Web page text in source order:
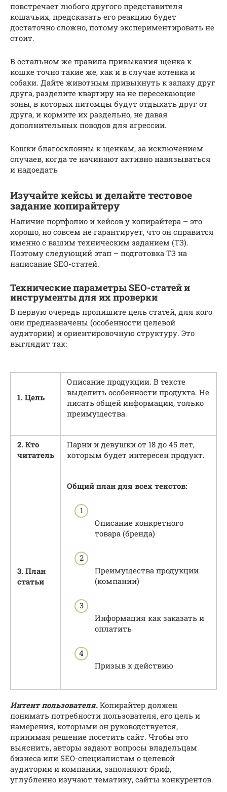
повстречает любого другого представителя
кошачьих, предсказать его реакцию будет
достаточно сложно, потому экспериментировать не
стоит.
В остальном же правила привыкания щенка к
кошке точно такие же, как и в случае котенка и
собаки. Дайте животным привыкнуть к запаху друг
друга, разделите квартиру на не пересекающие
зоны, в которых питомцы будут отдыхать друг от
друга, и кормите их раздельно, не давая
дополнительных поводов для агрессии.
Кошки благосклонны к щенкам, за исключением
случаев, когда те начинают активно навязываться
и надоедать
Изучайте кейсы и делайте тестовое
задание копирайтеру
Наличие портфолио и кейсов у копирайтера – это
хорошо, но совсем не гарантирует, что он справится
именно с вашим техническим заданием (ТЗ).
Поэтому следующий этап – подготовка ТЗ на
написание SEO-статей.
Технические параметры SEO-статей и
инструменты для их проверки
В первую очередь пропишите цель статей, для кого
они предназначены (особенности целевой
аудитории) и ориентировочную структуру. Это
выглядит так:
1. Цель
Описание продукции. В тексте
выделить особенности продукта. Не
писать общей информации, только
преимущества.
2. Кто
читатель
Парни и девушки от 18 до 45 лет,
которым будет интересен продукт.
3. План
статьи
Общий план для всех текстов:
Описание конкретного
товара (бренда)
Преимущества продукции
(компании)
Информация как заказать и
оплатить
Призыв к действию
Интент пользователя. Копирайтер должен
понимать потребности пользователя, его цель и
намерения, которыми он руководствуется,
принимая решение посетить сайт. Чтобы это
выяснить, авторы задают вопросы владельцам
бизнеса или SEO-специалистам о целевой
аудитории и компании, заполняют бриф,
углубленно изучают тематику, сайты конкурентов.